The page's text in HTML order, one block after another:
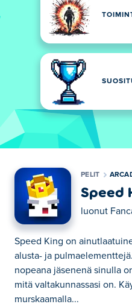
PELIT
Speed
luonut
Speed King on
alusta- ja
nopeana jäsenenä sinulla
mitä valtakunnassasi on.
murskaamalla...